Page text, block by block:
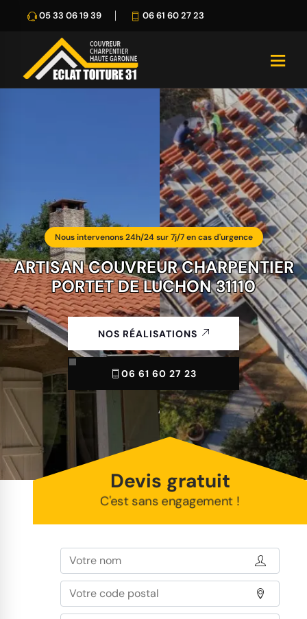
05 33 06 19 39 06 61 60 27 23
Nous intervenons 24h/24 sur 7j/7 en cas d'urgence
ARTISAN COUVREUR CHARPENTIER
PORTET DE LUCHON 31110
NOS RÉALISATIONS
06 61 60 27 23
Devis gratuit
C'est sans engagement !